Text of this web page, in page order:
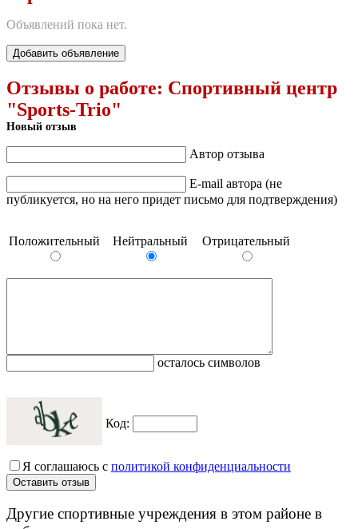
Объявлений пока нет.
Добавить объявление
Отзывы о работе: Спортивный центр
"Sports-Trio"
Новый отзыв
Автор отзыва
E-mail автора (не
публикуется, но на него придет письмо для подтверждения)
Положительный Нейтральный Отрицательный
осталось символов
Код:
Я соглашаюсь с политикой конфиденциальности
Другие спортивные учреждения в этом районе в